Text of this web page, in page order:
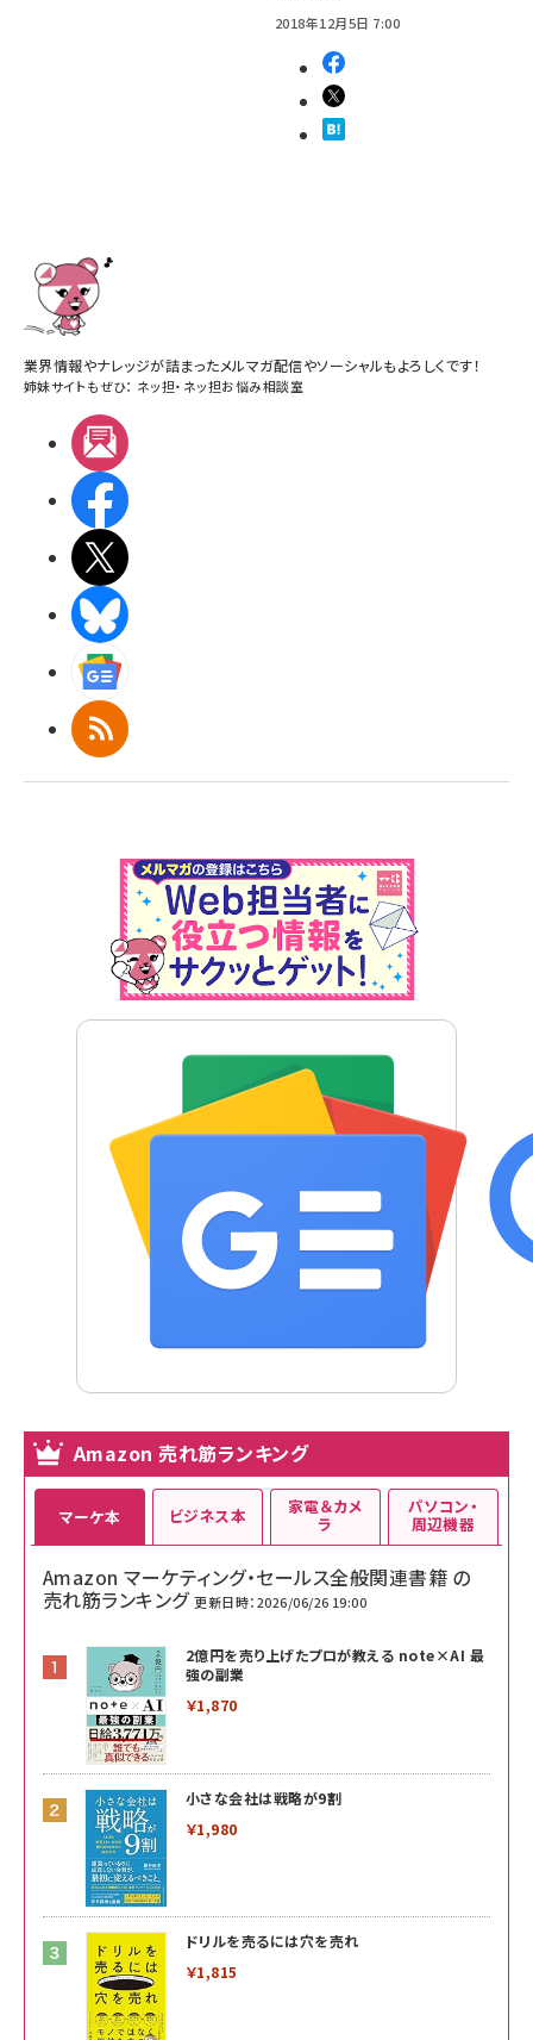
2018年12月5日 7:00
業界情報やナレッジが詰まったメルマガ配信やソーシャルもよろしくです！
姉妹サイトもぜひ： ネッ担・ ネッ担お悩み相談室
RSS
Amazon 売れ筋ランキング
マーケ本
Amazon マーケティング・セールス全般関連書籍 の
売れ筋ランキング 更新日時：2026/06/26 19:00
2億円を売り上げたプロが教える note×AI 最
強の副業
￥1,870
小さな会社は戦略が9割
￥1,980
ドリルを売るには穴を売れ
￥1,815
ビジネス本 家電＆カメ
ラ
パソコン・
周辺機器